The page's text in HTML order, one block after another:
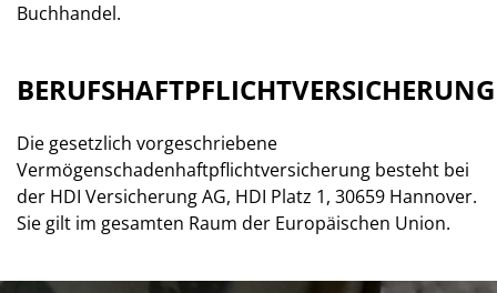
Buchhandel.
BERUFSHAFTPFLICHTVERSICHERUNG
Die gesetzlich vorgeschriebene
Vermögenschadenhaftpflichtversicherung besteht bei
der HDI Versicherung AG, HDI Platz 1, 30659 Hannover.
Sie gilt im gesamten Raum der Europäischen Union.